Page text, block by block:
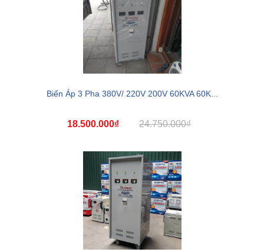
Biến Áp 3 Pha 380V/ 220V 200V 60KVA 60K...
18.500.000₫ 24.750.000₫